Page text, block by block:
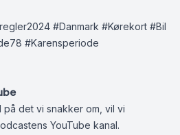
#Danmark #Kørekort #Bil
#Karensperiode
det vi snakker om, vil vi
YouTube kanal.